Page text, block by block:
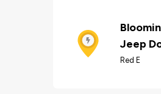
Jeep
Red E